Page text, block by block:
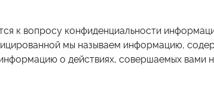
к вопросу конфиденциальности
мы называем информацию,
о действиях, совершаемых вами